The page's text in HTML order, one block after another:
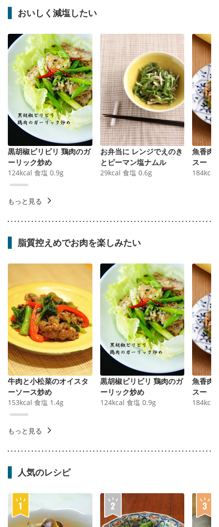
おいしく減塩したい
黒胡椒ビリビリ 鶏肉のガ
ーリック炒め
124kcal 食塩 0.9g
お弁当に レンジでえのき
とピーマン塩ナムル
29kcal 食塩 0.6g
魚香肉
スー
184kcal
もっと見る
脂質控えめでお肉を楽しみたい
牛肉と小松菜のオイスタ
ーソース炒め
153kcal 食塩 1.4g
黒胡椒ビリビリ 鶏肉のガ
ーリック炒め
124kcal 食塩 0.9g
魚香肉
スー
184kcal
もっと見る
人気のレシピ